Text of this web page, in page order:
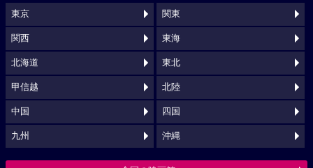
東京 関東
関西 東海
北海道 東北
甲信越 北陸
中国 四国
九州 沖縄